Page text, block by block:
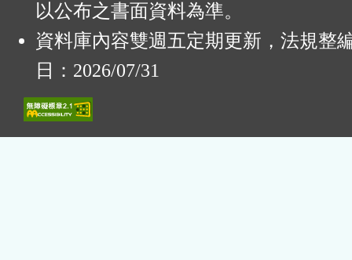
以公布之書面資料為準。
資料庫內容雙週五定期更新，法規整
日：2026/07/31